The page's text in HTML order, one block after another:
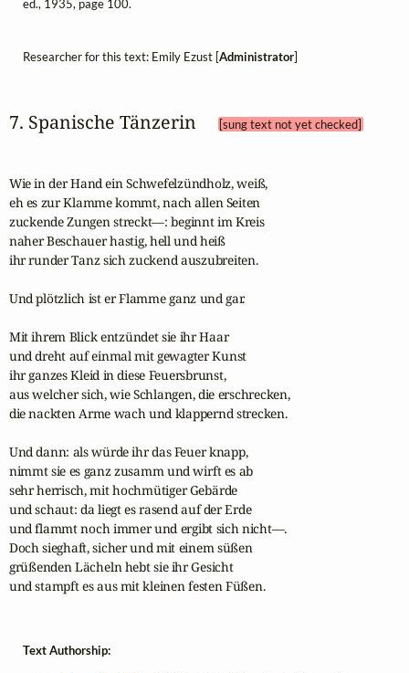
ed., 1935, page 100.
Researcher for this text: Emily Ezust [Administrator]
7. Spanische Tänzerin [sung text not yet checked]
Wie in der Hand ein Schwefelzündholz, weiß,
eh es zur Klamme kommt, nach allen Seiten
zuckende Zungen streckt—: beginnt im Kreis
naher Beschauer hastig, hell und heiß
ihr runder Tanz sich zuckend auszubreiten.
Und plötzlich ist er Flamme ganz und gar.
Mit ihrem Blick entzündet sie ihr Haar
und dreht auf einmal mit gewagter Kunst
ihr ganzes Kleid in diese Feuersbrunst,
aus welcher sich, wie Schlangen, die erschrecken,
die nackten Arme wach und klappernd strecken.
Und dann: als würde ihr das Feuer knapp,
nimmt sie es ganz zusamm und wirft es ab
sehr herrisch, mit hochmütiger Gebärde
und schaut: da liegt es rasend auf der Erde
und flammt noch immer und ergibt sich nicht—.
Doch sieghaft, sicher und mit einem süßen
grüßenden Lächeln hebt sie ihr Gesicht
und stampft es aus mit kleinen festen Füßen.
Text Authorship: